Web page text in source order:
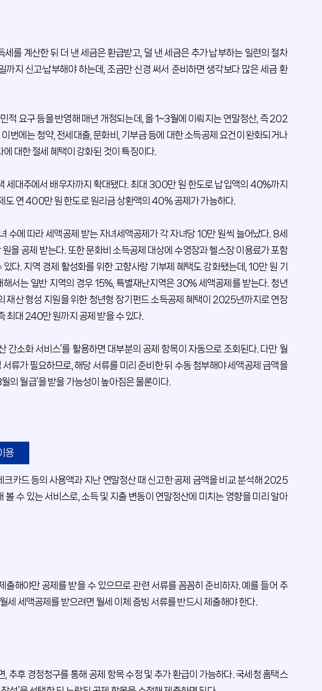
를 계산한 뒤 더 낸 세금은 환급받고, 덜 낸 세금은 추가 납부하는 일련의 절차
지 신고·납부해야 하는데, 조금만 신경 써서 준비하면 생각보다 많은 세금 환
적 요구 등을 반영해 매년 개정되는데, 올 1~3월에 이뤄지는 연말정산, 즉 202
번에는 청약, 전세대출, 문화비, 기부금 등에 대한 소득공제 요건이 완화되거나
대한 절세 혜택이 강화된 것이 특징이다.
세대주에서 배우자까지 확대됐다. 최대 300만 원 한도로 납입액의 40%까지
도 연 400만 원 한도로 원리금 상환액의 40% 공제가 가능하다.
수에 따라 세액공제 받는 자녀세액공제가 각 자녀당 10만 원씩 늘어났다. 8세
을 공제 받는다. 또한 문화비 소득공제 대상에 수영장과 헬스장 이용료가 포함
다. 지역 경제 활성화를 위한 고향사랑 기부제 혜택도 강화됐는데, 10만 원 기
서는 일반 지역의 경우 15%, 특별재난지역은 30% 세액공제를 받는다. 청년
재산 형성 지원을 위한 청년형 장기펀드 소득공제 혜택이 2025년까지로 연장
대 240만 원까지 공제 받을 수 있다.
간소화 서비스’를 활용하면 대부분의 공제 항목이 자동으로 조회된다. 다만 월
류가 필요하므로, 해당 서류를 미리 준비한 뒤 수동 첨부해야 세액공제 금액을
의 월급’을 받을 가능성이 높아짐은 물론이다.
용
크카드 등의 사용액과 지난 연말정산 때 신고한 공제 금액을 비교 분석해 2025
볼 수 있는 서비스로, 소득 및 지출 변동이 연말정산에 미치는 영향을 미리 알아
출해야만 공제를 받을 수 있으므로 관련 서류를 꼼꼼히 준비하자. 예를 들어 주
세 세액공제를 받으려면 월세 이체 증빙 서류를 반드시 제출해야 한다.
추후 경정청구를 통해 공제 항목 수정 및 추가 환급이 가능하다. 국세청 홈택스